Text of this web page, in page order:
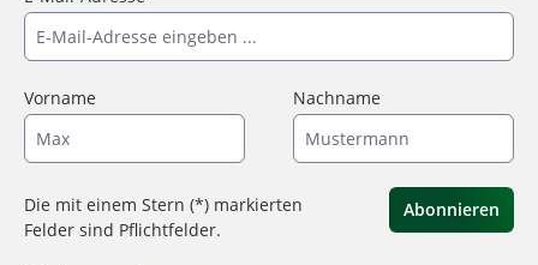
Vorname Nachname
Die mit einem Stern (*) markierten
Felder sind Pflichtfelder.
Abonnieren